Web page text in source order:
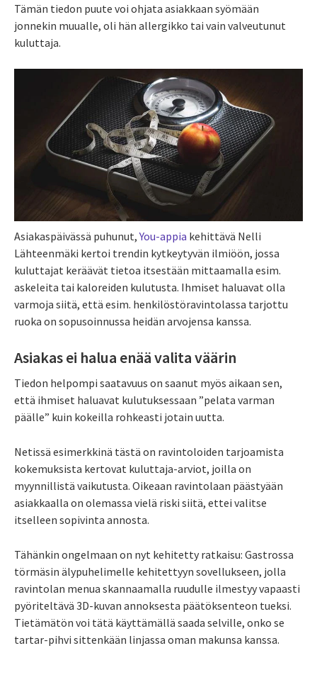
Tämän tiedon puute voi ohjata asiakkaan syömään
jonnekin muualle, oli hän allergikko tai vain valveutunut
kuluttaja.
Asiakaspäivässä puhunut,You-appia kehittävä Nelli
Lähteenmäki kertoi trendin kytkeytyvän ilmiöön, jossa
kuluttajat keräävät tietoa itsestään mittaamalla esim.
askeleita tai kaloreiden kulutusta. Ihmiset haluavat olla
varmoja siitä, että esim. henkilöstöravintolassa tarjottu
ruoka on sopusoinnussa heidän arvojensa kanssa.
Asiakas ei halua enää valita väärin
Tiedon helpompi saatavuus on saanut myös aikaan sen,
että ihmiset haluavat kulutuksessaan ”pelata varman
päälle” kuin kokeilla rohkeasti jotain uutta.
Netissä esimerkkinä tästä on ravintoloiden tarjoamista
kokemuksista kertovat kuluttaja-arviot, joilla on
myynnillistä vaikutusta. Oikeaan ravintolaan päästyään
asiakkaalla on olemassa vielä riski siitä, ettei valitse
itselleen sopivinta annosta.
Tähänkin ongelmaan on nyt kehitetty ratkaisu: Gastrossa
törmäsin älypuhelimelle kehitettyyn sovellukseen, jolla
ravintolan menua skannaamalla ruudulle ilmestyy vapaasti
pyöriteltävä 3D-kuvan annoksesta päätöksenteon tueksi.
Tietämätön voi tätä käyttämällä saada selville, onko se
tartar-pihvi sittenkään linjassa oman makunsa kanssa.